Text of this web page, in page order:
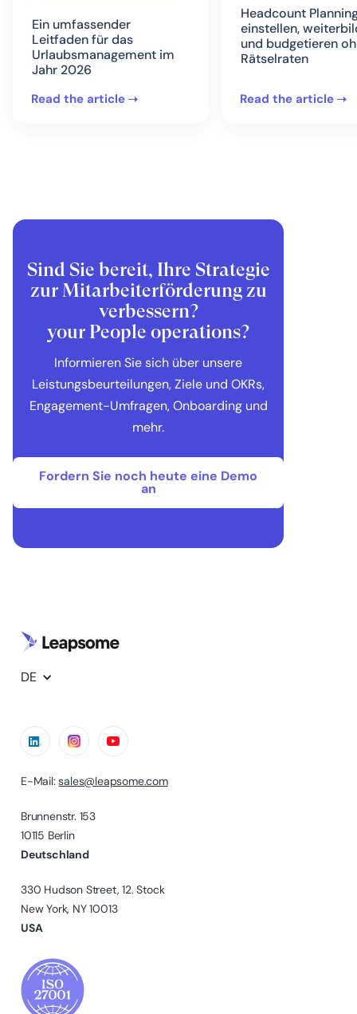
Ein umfassender
Leitfaden für das
Urlaubsmanagement im
Jahr 2026
Read the article
Headcount
einstellen,
und budgetieren
Rätselraten
Read the article
Sind Sie bereit, Ihre Strategie
zur Mitarbeiterförderung zu
verbessern?
your People operations?
Informieren Sie sich über unsere
Leistungsbeurteilungen, Ziele und OKRs,
Engagement-Umfragen, Onboarding und
mehr.
Fordern Sie noch heute eine Demo
an
DE
E-Mail:sales@leapsome.com
Brunnenstr. 153
10115 Berlin
Deutschland
330 Hudson Street, 12. Stock
New York, NY 10013
USA